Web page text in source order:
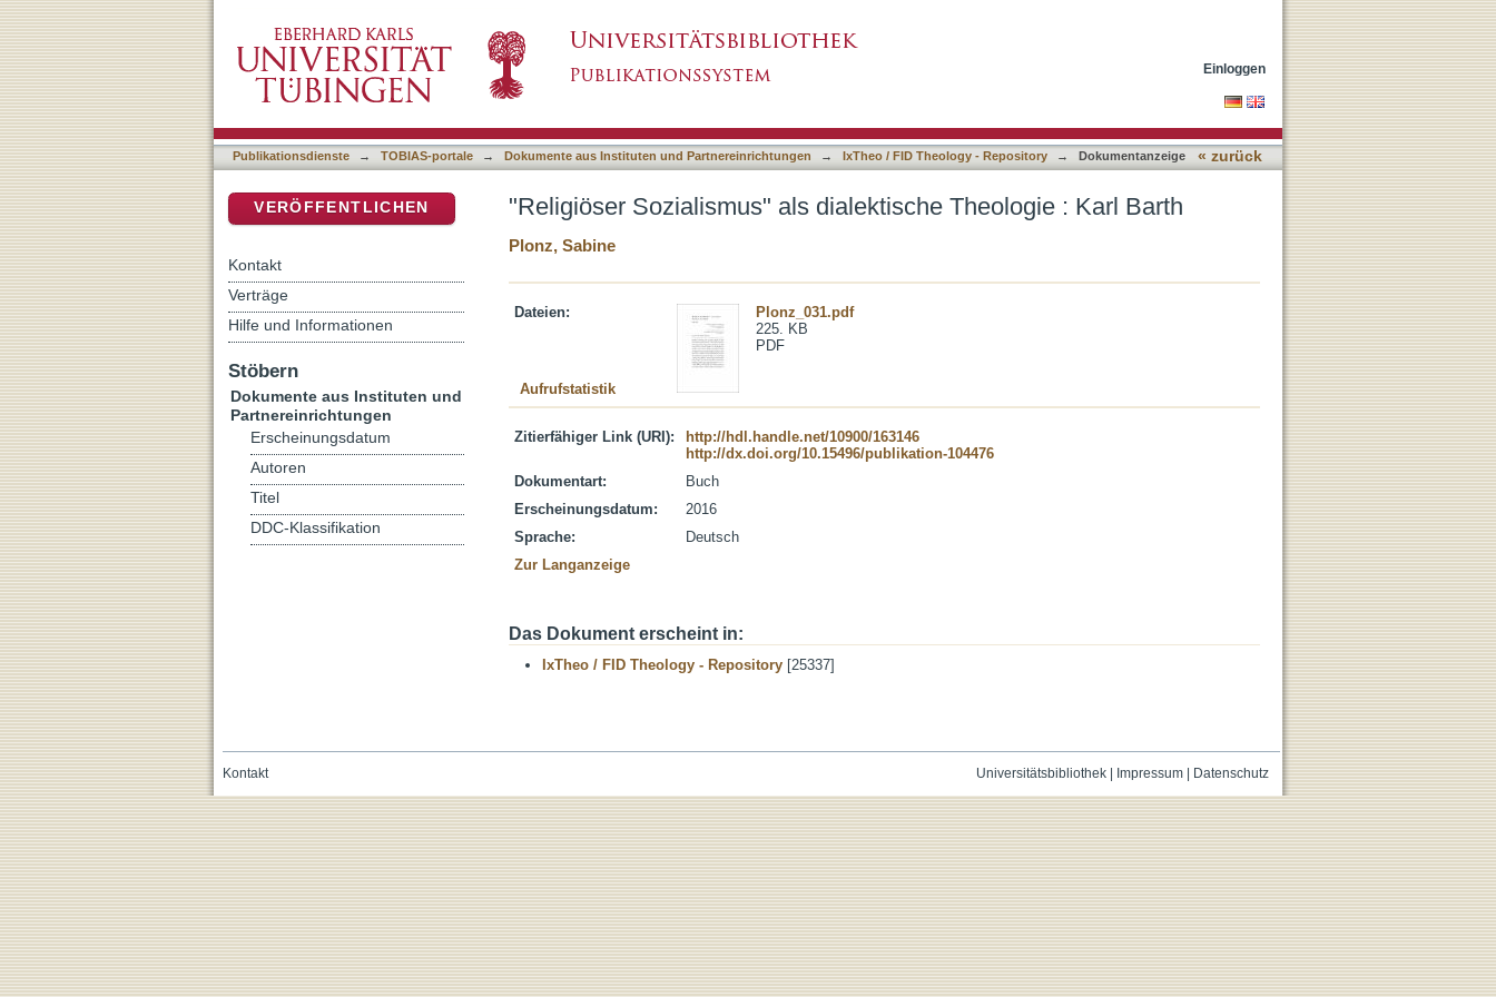
Einloggen
Publikationsdienste → TOBIAS-portale → Dokumente aus Instituten und Partnereinrichtungen → IxTheo / FID Theology - Repository → Dokumentanzeige « zurück
"Religiöser Sozialismus" als dialektische Theologie : Karl Barth
Plonz, Sabine
Dateien:
Plonz_031.pdf
225. KB
PDF
Aufrufstatistik
Zitierfähiger Link (URI):
http://hdl.handle.net/10900/163146
http://dx.doi.org/10.15496/publikation-104476
Dokumentart:
Buch
Erscheinungsdatum:
2016
Sprache:
Deutsch
Zur Langanzeige
Das Dokument erscheint in:
IxTheo / FID Theology - Repository [25337]
VERÖFFENTLICHEN
Kontakt
Verträge
Hilfe und Informationen
Stöbern
Dokumente aus Instituten und
Partnereinrichtungen
Erscheinungsdatum
Autoren
Titel
DDC-Klassifikation
Universitätsbibliothek| Impressum| Datenschutz
Kontakt